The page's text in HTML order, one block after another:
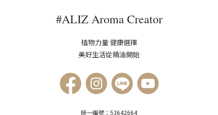
#ALIZ Aroma Creator
植物力量 健康選擇
美好生活從精油開始
統一編號：53642664